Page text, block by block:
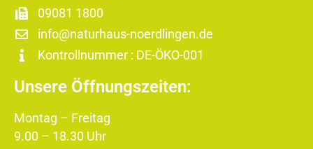
09081 1800
info@naturhaus-noerdlingen.de
Kontrollnummer : DE-ÖKO-001
Unsere Öffnungszeiten:
Montag – Freitag
9.00 – 18.30 Uhr